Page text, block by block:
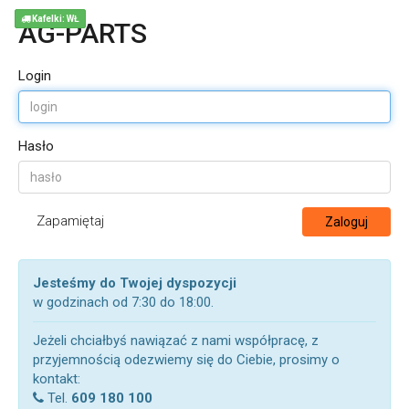
AG-PARTS
Login
Hasło
Zapamiętaj Zaloguj
Jesteśmy do Twojej dyspozycji
w godzinach od 7:30 do 18:00.
Jeżeli chciałbyś nawiązać z nami współpracę, z
przyjemnością odezwiemy się do Ciebie, prosimy o
kontakt:
Tel. 609 180 100
Kafelki: WŁ